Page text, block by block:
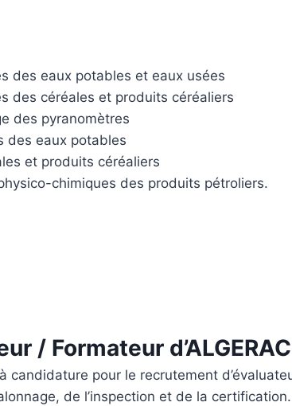
des eaux potables et eaux usées
des céréales et produits céréaliers
des pyranomètres
des eaux potables
et produits céréaliers
chimiques des produits pétroliers.
/ Formateur d’ALGERAC
candidature pour le recrutement
de l’inspection et de la certification.